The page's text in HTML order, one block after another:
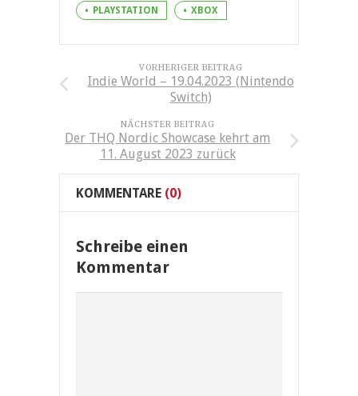
PLAYSTATION XBOX
VORHERIGER BEITRAG
Indie World – 19.04.2023 (Nintendo
Switch)
NÄCHSTER BEITRAG
Der THQ Nordic Showcase kehrt am
11. August 2023 zurück
KOMMENTARE (0)
Schreibe einen
Kommentar